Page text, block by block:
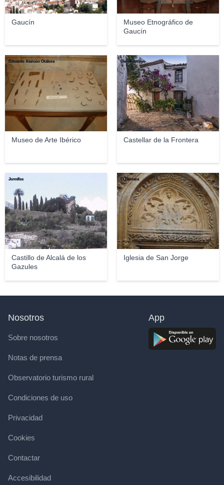
Gaucín
Museo Etnográfico de
Gaucín
Museo de Arte Ibérico
Eduardo Alarcón Otálora
Castellar de la Frontera
Diego Arroyo
Castillo de Alcalá de los
Gazules
Jcrmllss
Iglesia de San Jorge
El Pantera
Nosotros
Sobre nosotros
Notas de prensa
Observatorio turismo rural
Condiciones de uso
Privacidad
Cookies
Contactar
Accesibilidad
App